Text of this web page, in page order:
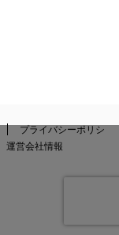
プライバシーポリシ
運営会社情報